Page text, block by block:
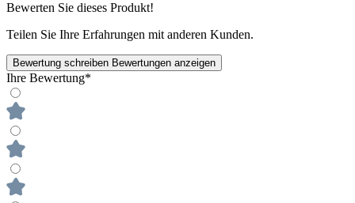
Bewerten Sie dieses Produkt!
Teilen Sie Ihre Erfahrungen mit anderen Kunden.
Bewertung schreiben Bewertungen anzeigen
Ihre Bewertung*